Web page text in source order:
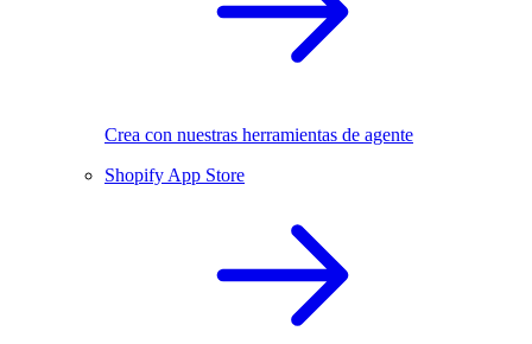
Crea con nuestras herramientas de agente
Shopify App Store